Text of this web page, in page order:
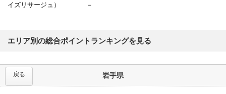
イズリサージュ）
－
エリア別の総合ポイントランキングを見る
岩手県
戻る